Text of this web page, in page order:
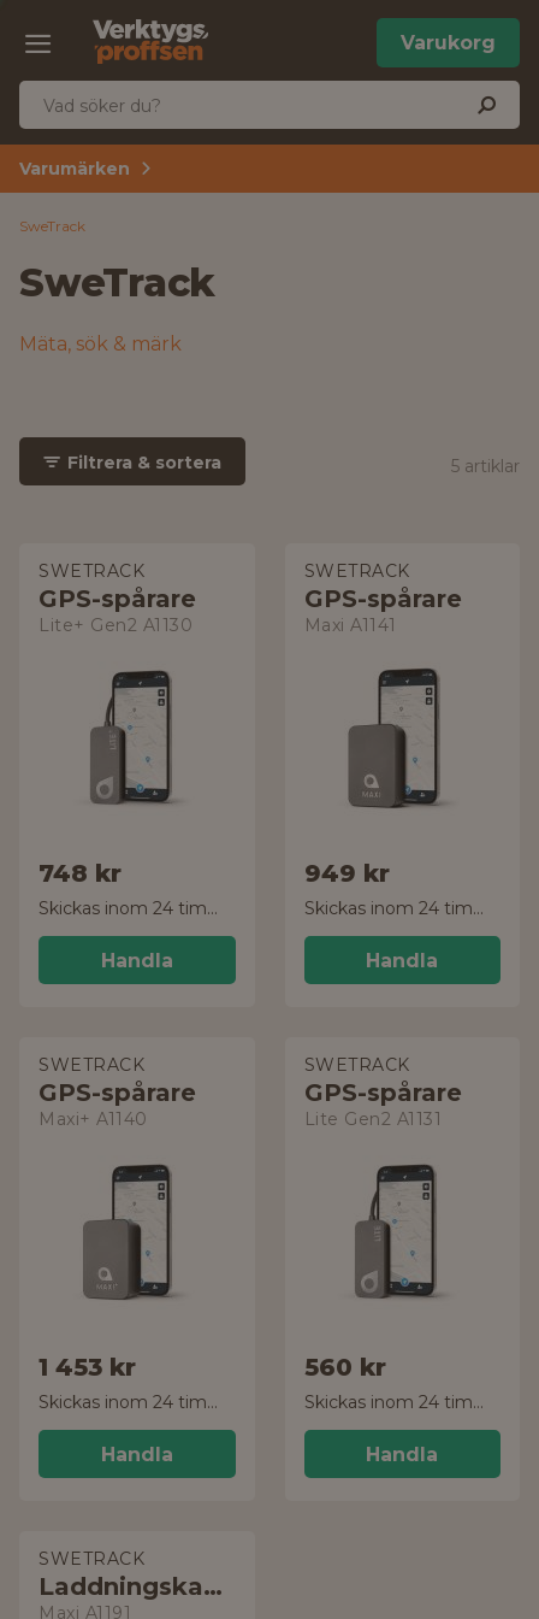
Varukorg
Varumärken
SweTrack
SweTrack
Mäta, sök & märk
Filtrera & sortera 5 artiklar
SWETRACK
GPS-spårare
Lite+ Gen2 A1130
748 kr
Skickas inom 24 timmar!
Handla
SWETRACK
GPS-spårare
Maxi A1141
949 kr
Skickas inom 24 timmar!
Handla
SWETRACK
GPS-spårare
Maxi+ A1140
1 453 kr
Skickas inom 24 timmar!
Handla
SWETRACK
GPS-spårare
Lite Gen2 A1131
560 kr
Skickas inom 24 timmar!
Handla
SWETRACK
Laddningskabel
Maxi A1191